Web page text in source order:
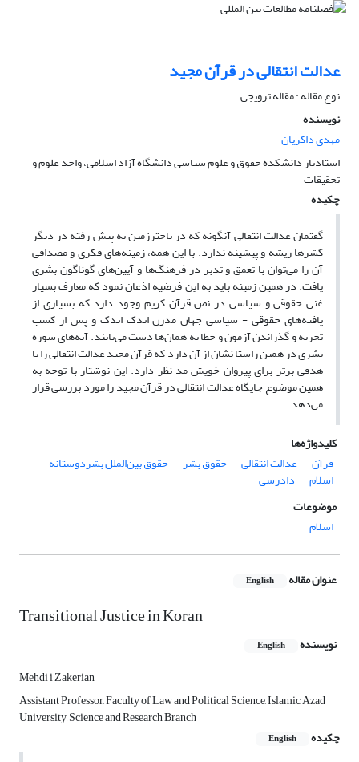
عدالت انتقالی در قرآن مجید
نوع مقاله : مقاله ترویجی
نویسنده
مهدی ذاکریان
استادیار دانشکده حقوق و علوم سیاسی دانشگاه آزاد اسلامی، واحد علوم و
تحقیقات
چکیده
گفتمان عدالت انتقالی آنگونه که در باخترزمین به پیش رفته در دیگر
کشرها ریشه و پیشینه ندارد. با این همه، زمینه‌های فکری و مصداقی
آن را می‌توان با تعمق و تدبر در فرهنگ‌ها و آیین‌های گوناگون بشری
یافت. در همین زمینه باید به این فرضیه اذعان نمود که معارف بسیار
غنی حقوقی و سیاسی در نص قرآن کریم وجود دارد که بسیاری از
یافته‌های حقوقی - سیاسی جهان مدرن اندک اندک و پس از کسب
تجربه و گذراندن آزمون و خطا به همان‌ها دست می‌یابند. آیه‌های سوره
بشری در همین راستا نشان از آن دارد که قرآن مجید عدالت انتقالی را با
هدفی برتر برای پیروان خویش مد نظر دارد. این نوشتار با توجه به
همین موضوع جایگاه عدالت انتقالی در قرآن مجید را مورد بررسی قرار
می‌دهد.
کلیدواژه‌ها
قرآن
عدالت انتقالی حقوق بشر حقوق بین‌الملل بشردوستانه
اسلام
دادرسی
موضوعات
اسلام
عنوان مقاله English
Transitional Justice in Koran
نویسنده English
Mehdi i Zakerian
Assistant Professor, Faculty of Law and Political Science, Islamic Azad
University, Science and Research Branch
چکیده
English